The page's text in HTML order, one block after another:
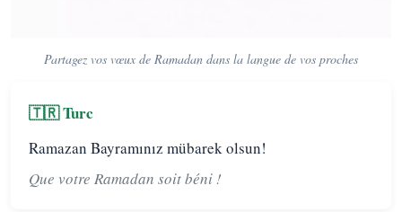
Partagez vos vœux de Ramadan dans la langue de vos proches
🇹🇷 Turc
Ramazan Bayramınız mübarek olsun!
Que votre Ramadan soit béni !